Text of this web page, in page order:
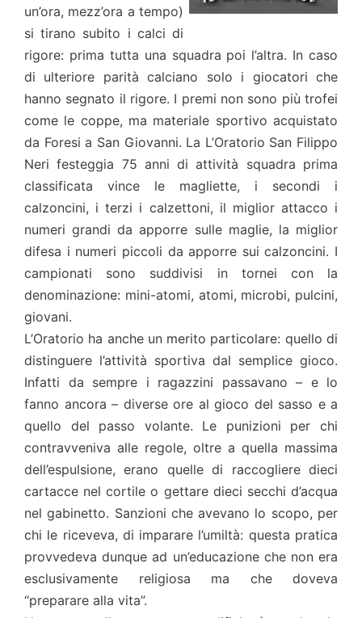
un’ora, mezz’ora a tempo)
si tirano subito i calci di
rigore: prima tutta una squadra poi l’altra. In caso
di ulteriore parità calciano solo i giocatori che
hanno segnato il rigore. I premi non sono più trofei
come le coppe, ma materiale sportivo acquistato
da Foresi a San Giovanni. La L’Oratorio San Filippo
Neri festeggia 75 anni di attività squadra prima
classificata vince le magliette, i secondi i
calzoncini, i terzi i calzettoni, il miglior attacco i
numeri grandi da apporre sulle maglie, la miglior
difesa i numeri piccoli da apporre sui calzoncini. I
campionati sono suddivisi in tornei con la
denominazione: mini-atomi, atomi, microbi, pulcini,
giovani.
L’Oratorio ha anche un merito particolare: quello di
distinguere l’attività sportiva dal semplice gioco.
Infatti da sempre i ragazzini passavano – e lo
fanno ancora – diverse ore al gioco del sasso e a
quello del passo volante. Le punizioni per chi
contravveniva alle regole, oltre a quella massima
dell’espulsione, erano quelle di raccogliere dieci
cartacce nel cortile o gettare dieci secchi d’acqua
nel gabinetto. Sanzioni che avevano lo scopo, per
chi le riceveva, di imparare l’umiltà: questa pratica
provvedeva dunque ad un’educazione che non era
esclusivamente religiosa ma che doveva
“preparare alla vita”.